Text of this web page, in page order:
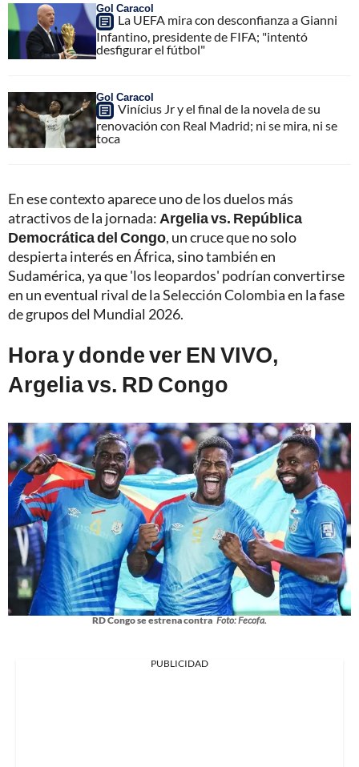
Gol Caracol
La UEFA mira con desconfianza a Gianni
Infantino, presidente de FIFA; "intentó
desfigurar el fútbol"
Gol Caracol
Vinícius Jr y el final de la novela de su
renovación con Real Madrid; ni se mira, ni se
toca
En ese contexto aparece uno de los duelos más
atractivos de la jornada: Argelia vs. República
Democrática del Congo, un cruce que no solo
despierta interés en África, sino también en
Sudamérica, ya que 'los leopardos' podrían convertirse
en un eventual rival de la Selección Colombia en la fase
de grupos del Mundial 2026.
Hora y donde ver EN VIVO,
Argelia vs. RD Congo
RD Congo se estrena contra Foto: Fecofa.
PUBLICIDAD